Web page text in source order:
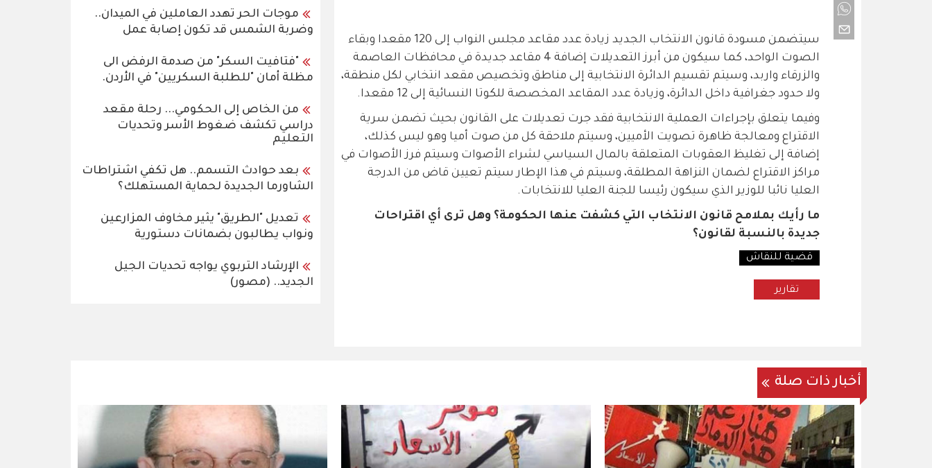
سيتضمن مسودة قانون الانتخاب الجديد زيادة عدد مقاعد مجلس النواب إلى 120 مقعدا وبقاء
الصوت الواحد، كما سيكون من أبرز التعديلات إضافة 4 مقاعد جديدة في محافظات العاصمة
والزرقاء واربد، وسيتم تقسيم الدائرة الانتخابية إلى مناطق وتخصيص مقعد انتخابي لكل منطقة،
ولا حدود جغرافية داخل الدائرة، وزيادة عدد المقاعد المخصصة للكوتا النسائية إلى 12 مقعدا.
وفيما يتعلق بإجراءات العملية الانتخابية فقد جرت تعديلات على القانون بحيث تضمن سرية
الاقتراع ومعالجة ظاهرة تصويت الأميين، وسيتم ملاحقة كل من صوت أميا وهو ليس كذلك،
إضافة إلى تغليظ العقوبات المتعلقة بالمال السياسي لشراء الأصوات وسيتم فرز الأصوات في
مراكز الاقتراع لضمان النزاهة المطلقة، وسيتم في هذا الإطار سيتم تعيين قاض من الدرجة
العليا نائبا للوزير الذي سيكون رئيسا للجنة العليا للانتخابات.
ما رأيك بملامح قانون الانتخاب التي كشفت عنها الحكومة؟ وهل ترى أي اقتراحات
جديدة بالنسبة لقانون؟
قضية للنقاش
تقارير
موجات الحر تهدد العاملين في الميدان..
وضربة الشمس قد تكون إصابة عمل
"فتافيت السكر" من صدمة الرفض الى
مظلة أمان "للطلبة السكريين" في الأردن.
من الخاص إلى الحكومي... رحلة مقعد
دراسي تكشف ضغوط الأسر وتحديات
التعليم
بعد حوادث التسمم.. هل تكفي اشتراطات
الشاورما الجديدة لحماية المستهلك؟
تعديل "الطريق" يثير مخاوف المزارعين
ونواب يطالبون بضمانات دستورية
الإرشاد التربوي يواجه تحديات الجيل
الجديد.. (مصور)
أخبار ذات صلة